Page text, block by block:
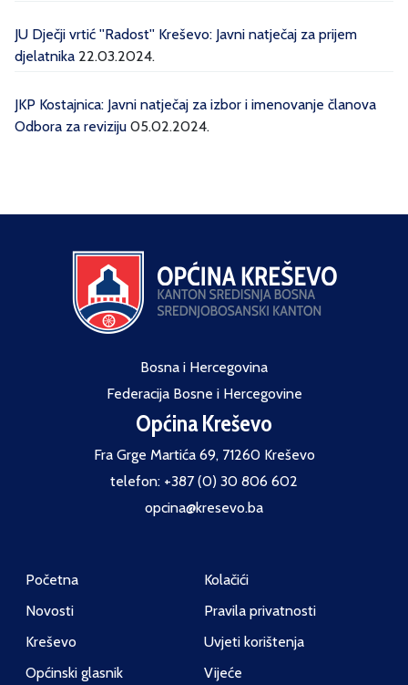
JU Dječji vrtić ''Radost'' Kreševo: Javni natječaj za prijem
djelatnika 22.03.2024.
JKP Kostajnica: Javni natječaj za izbor i imenovanje članova
Odbora za reviziju 05.02.2024.
Bosna i Hercegovina
Federacija Bosne i Hercegovine
Općina Kreševo
Fra Grge Martića 69, 71260 Kreševo
telefon: +387 (0) 30 806 602
opcina@kresevo.ba
Početna
Novosti
Kreševo
Općinski glasnik
Kolačići
Pravila privatnosti
Uvjeti korištenja
Vijeće